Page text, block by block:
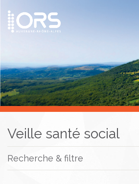
ORS Auvergne-Rhône-Alpes
Publications
Documentation / Veille
Veille santé social
Recherche & filtre